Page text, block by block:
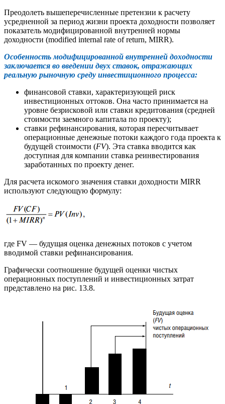
Преодолеть вышеперечисленные претензии к расчету
усредненной за период жизни проекта доходности позволяет
показатель модифицированной внутренней нормы
доходности (modified internal rate of return, MIRR).
Особенность модифицированной внутренней доходности
заключается во введении двух ставок, отражающих
реальную рыночную среду инвестиционного процесса:
финансовой ставки, характеризующей риск
инвестиционных оттоков. Она часто принимается на
уровне безрисковой или ставки кредитования (средней
стоимости заемного капитала по проекту);
ставки рефинансирования, которая пересчитывает
операционные денежные потоки каждого года проекта к
будущей стоимости (FV). Эта ставка вводится как
доступная для компании ставка реинвестирования
заработанных по проекту денег.
Для расчета искомого значения ставки доходности MIRR
используют следующую формулу:
где FV — будущая оценка денежных потоков с учетом
вводимой ставки рефинансирования.
Графически соотношение будущей оценки чистых
операционных поступлений и инвестиционных затрат
представлено на рис. 13.8.